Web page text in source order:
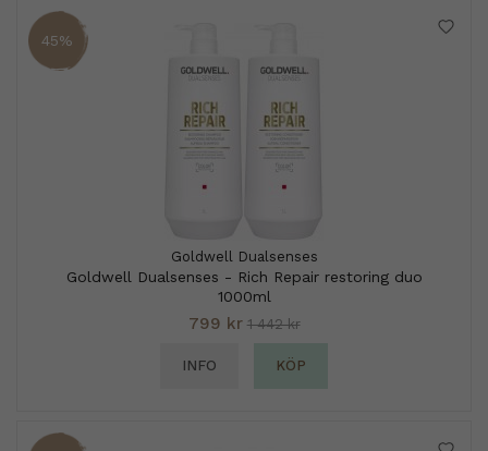
45%
Goldwell Dualsenses
Goldwell Dualsenses - Rich Repair restoring duo
1000ml
799 kr 1 442 kr
INFO KÖP